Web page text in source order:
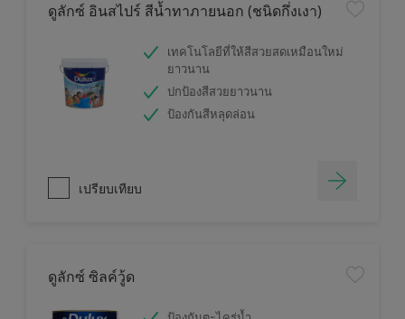
ดูลักซ์ อินสไปร์ สีน้ำทาภายนอก (ชนิดกึ่งเงา)
เทคโนโลยีที่ให้สีสวยสดเหมือนใหม่
ยาวนาน
ปกป้องสีสวยยาวนาน
ป้องกันสีหลุดล่อน
เปรียบเทียบ
ดูลักซ์ ซิลค์วู้ด